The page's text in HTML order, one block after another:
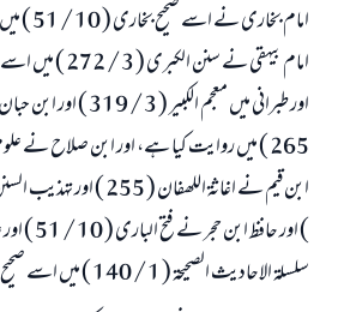
امام
امام بيہقى نے
) اور حافظ
سلسلۃ الاحاديث الصحيحۃ ( 1 / 140 ) ميں اسے صحيح قرار ديا ہے.